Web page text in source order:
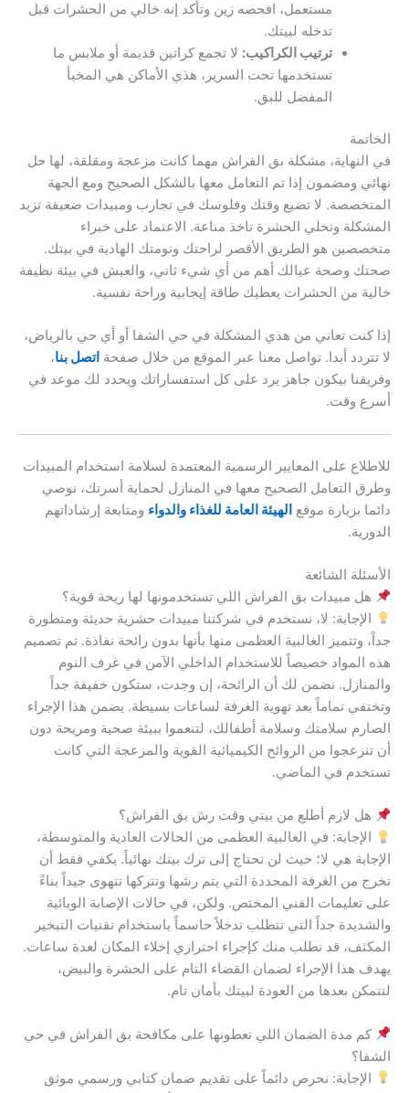
مستعمل، افحصه زين وتأكد إنه خالي من الحشرات قبل
تدخله لبيتك.
ترتيب الكراكيب: لا تجمع كراتين قديمة أو ملابس ما
تستخدمها تحت السرير، هذي الأماكن هي المخبأ
المفضل للبق.
الخاتمة
في النهاية، مشكلة بق الفراش مهما كانت مزعجة ومقلقة، لها حل
نهائي ومضمون إذا تم التعامل معها بالشكل الصحيح ومع الجهة
المتخصصة. لا تضيع وقتك وفلوسك في تجارب ومبيدات ضعيفة تزيد
المشكلة وتخلي الحشرة تاخذ مناعة. الاعتماد على خبراء
متخصصين هو الطريق الأقصر لراحتك ونومتك الهادية في بيتك.
صحتك وصحة عيالك أهم من أي شيء ثاني، والعيش في بيئة نظيفة
خالية من الحشرات يعطيك طاقة إيجابية وراحة نفسية.
إذا كنت تعاني من هذي المشكلة في حي الشفا أو أي حي بالرياض،
لا تتردد أبدا. تواصل معنا عبر الموقع من خلال صفحة اتصل بنا،
وفريقنا بيكون جاهز يرد على كل استفساراتك ويحدد لك موعد في
أسرع وقت.
للاطلاع على المعايير الرسمية المعتمدة لسلامة استخدام المبيدات
وطرق التعامل الصحيح معها في المنازل لحماية أسرتك، نوصي
دائما بزيارة موقع الهيئة العامة للغذاء والدواء ومتابعة إرشاداتهم
الدورية.
الأسئلة الشائعة
هل مبيدات بق الفراش اللي تستخدمونها لها ريحة قوية؟
الإجابة: لا، نستخدم في شركتنا مبيدات حشرية حديثة ومتطورة
جداً، وتتميز الغالبية العظمى منها بأنها بدون رائحة نفاذة. تم تصميم
هذه المواد خصيصاً للاستخدام الداخلي الآمن في غرف النوم
والمنازل. نضمن لك أن الرائحة، إن وجدت، ستكون خفيفة جداً
وتختفي تماماً بعد تهوية الغرفة لساعات بسيطة. يضمن هذا الإجراء
الصارم سلامتك وسلامة أطفالك، لتنعموا ببيئة صحية ومريحة دون
أن تنزعجوا من الروائح الكيميائية القوية والمزعجة التي كانت
تستخدم في الماضي.
هل لازم أطلع من بيتي وقت رش بق الفراش؟
الإجابة: في الغالبية العظمى من الحالات العادية والمتوسطة،
الإجابة هي لا؛ حيث لن تحتاج إلى ترك بيتك نهائياً. يكفي فقط أن
تخرج من الغرفة المحددة التي يتم رشها وتتركها تتهوى جيداً بناءً
على تعليمات الفني المختص. ولكن، في حالات الإصابة الوبائية
والشديدة جداً التي تتطلب تدخلاً حاسماً باستخدام تقنيات التبخير
المكثف، قد نطلب منك كإجراء احترازي إخلاء المكان لعدة ساعات.
يهدف هذا الإجراء لضمان القضاء التام على الحشرة والبيض،
لتتمكن بعدها من العودة لبيتك بأمان تام.
كم مدة الضمان اللي تعطونها على مكافحة بق الفراش في حي
الشفا؟
الإجابة: نحرص دائماً على تقديم ضمان كتابي ورسمي موثق